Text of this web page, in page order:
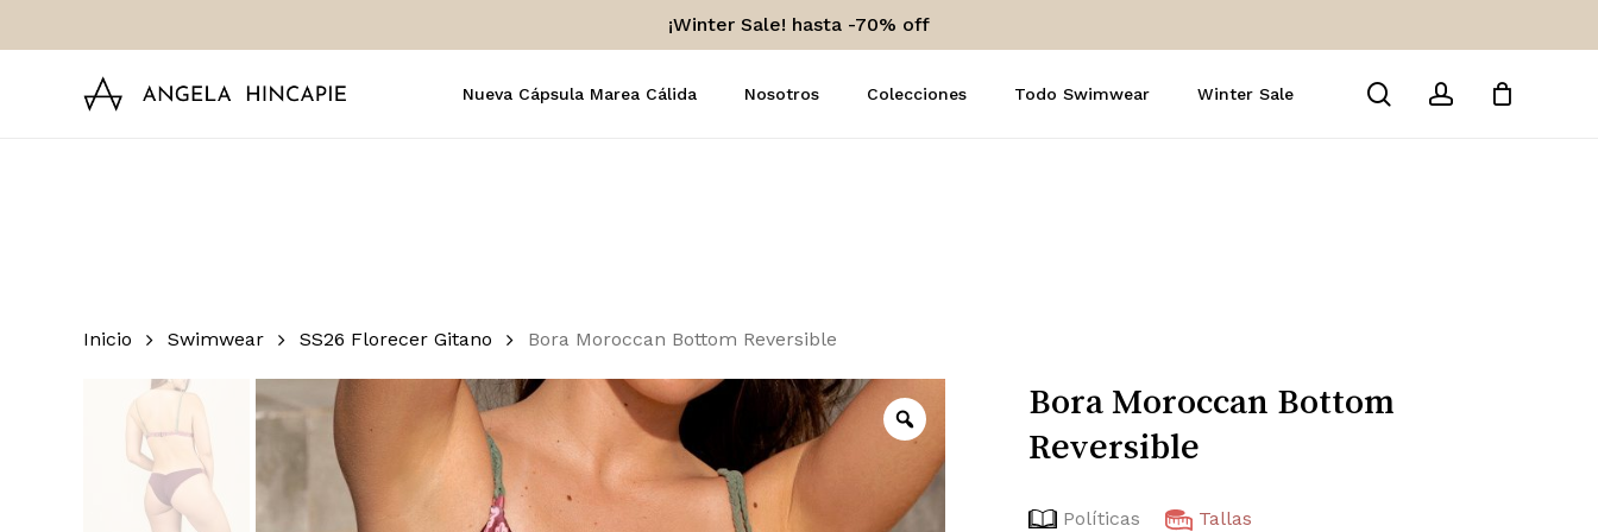
¡Winter Sale! hasta -70% off
Nueva Cápsula Marea Cálida Nosotros Colecciones Todo Swimwear Winter Sale searchaccount
Carro Close
Inicio Swimwear SS26 Florecer Gitano Bora Moroccan Bottom Reversible
Políticas Tallas
Bora Moroccan Bottom
Reversible